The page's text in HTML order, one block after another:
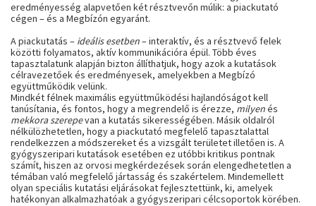
eredményesség alapvetően két résztvevőn múlik: a piackutató
cégen – és a Megbízón egyaránt.
A piackutatás – ideális esetben– interaktív, és a résztvevő felek
közötti folyamatos, aktív kommunikációra épül. Több éves
tapasztalatunk alapján bizton állíthatjuk, hogy azok a kutatások
célravezetőek és eredményesek, amelyekben a Megbízó
együttműködik velünk.
Mindkét félnek maximális együttműködési hajlandóságot kell
tanúsítania, és fontos, hogy a megrendelő is érezze, milyenés
mekkora szerepevan a kutatás sikerességében. Másik oldalról
nélkülözhetetlen, hogy a piackutató megfelelő tapasztalattal
rendelkezzen a módszereket és a vizsgált területet illetően is. A
gyógyszeripari kutatások esetében ez utóbbi kritikus pontnak
számít, hiszen az orvosi megkérdezések során elengedhetetlen a
témában való megfelelő jártasság és szakértelem. Mindemellett
olyan speciális kutatási eljárásokat fejlesztettünk, ki, amelyek
hatékonyan alkalmazhatóak a gyógyszeripari célcsoportok körében.